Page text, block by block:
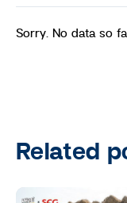
Sorry. No data so
Related